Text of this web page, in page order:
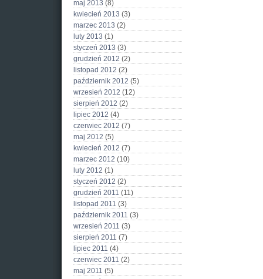
maj 2013 (8)
kwiecień 2013 (3)
marzec 2013 (2)
luty 2013 (1)
styczeń 2013 (3)
grudzień 2012 (2)
listopad 2012 (2)
październik 2012 (5)
wrzesień 2012 (12)
sierpień 2012 (2)
lipiec 2012 (4)
czerwiec 2012 (7)
maj 2012 (5)
kwiecień 2012 (7)
marzec 2012 (10)
luty 2012 (1)
styczeń 2012 (2)
grudzień 2011 (11)
listopad 2011 (3)
październik 2011 (3)
wrzesień 2011 (3)
sierpień 2011 (7)
lipiec 2011 (4)
czerwiec 2011 (2)
maj 2011 (5)